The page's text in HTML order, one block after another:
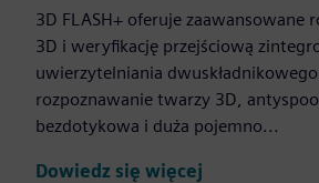
3D FLASH+ oferuje zaawansowane
3D i weryfikację przejściową
uwierzytelniania
rozpoznawanie twarzy 3D,
bezdotykowa i duża pojemno...
Dowiedz się więcej